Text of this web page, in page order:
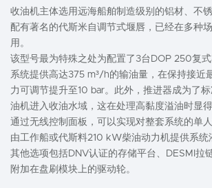
收油机主体选用远海船舶制造级别的铝材、不
配有著名的代斯米自调节式堰唇，已经在多种
用。
该型号最为特殊之处为配置了3台DOP 250复
系统提供高达375 m³/h的输油量，在保持接近
力可调节提升至10 bar。此外，推进器成为了
油机进入收油水域，这在处理高黏度溢油时显得
通过无线控制面板，可以实现对整套系统的单人
由工作船或代斯料210 kW柴油动力机提供系统
其他选项包括DNV认证的存储平台、DESMI拉
附加在盘刷模块上的驱动轮。